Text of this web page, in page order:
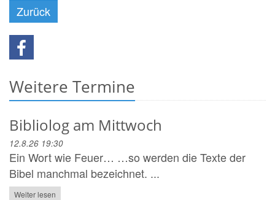
Zurück
Weitere Termine
Bibliolog am Mittwoch
12.8.26 19:30
Ein Wort wie Feuer… …so werden die Texte der
Bibel manchmal bezeichnet. ...
Weiter lesen